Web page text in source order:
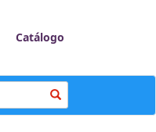
Catálogo